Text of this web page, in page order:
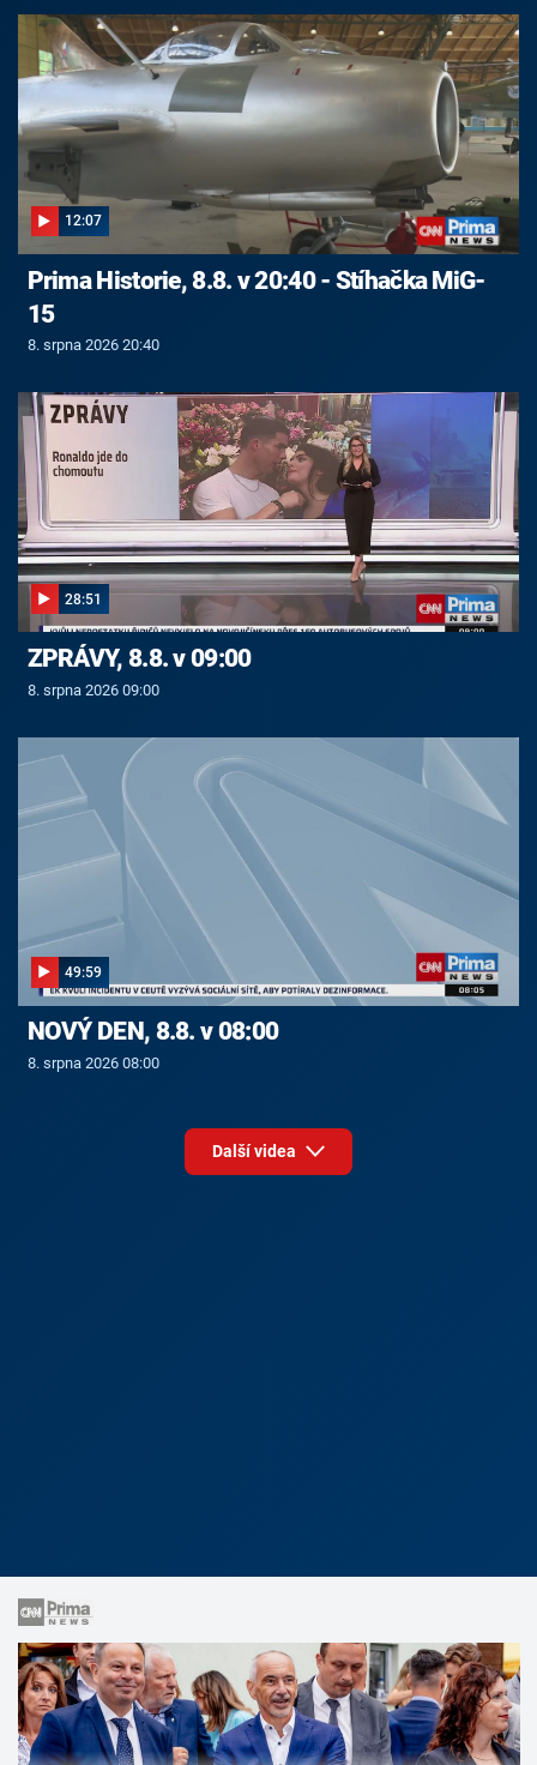
12:07
Prima Historie, 8.8. v 20:40 - Stíhačka MiG-
15
8. srpna 2026 20:40
28:51
ZPRÁVY, 8.8. v 09:00
8. srpna 2026 09:00
49:59
NOVÝ DEN, 8.8. v 08:00
8. srpna 2026 08:00
Další videa